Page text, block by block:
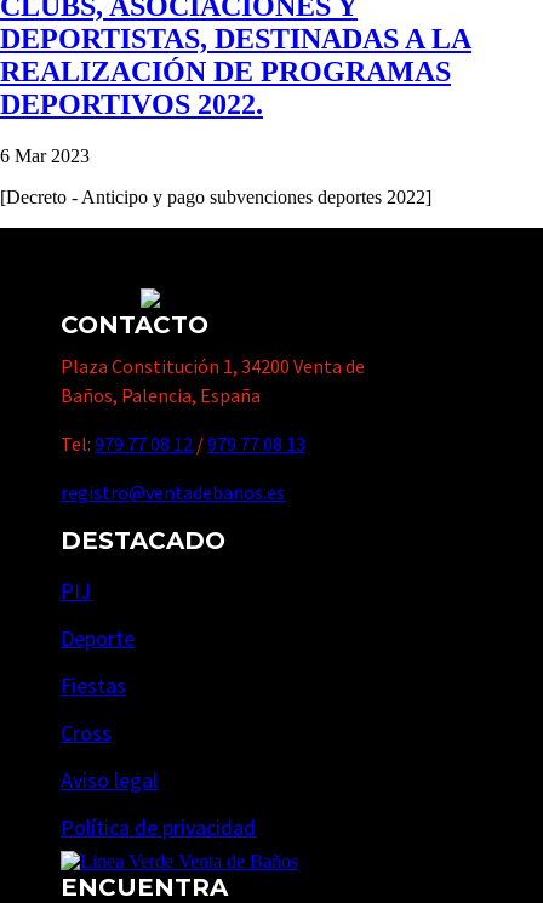
DEPORTISTAS, DESTINADAS A LA
REALIZACIÓN DE PROGRAMAS
DEPORTIVOS 2022.
6 Mar 2023
[Decreto - Anticipo y pago subvenciones deportes 2022]
CONTACTO
Plaza Constitución 1, 34200 Venta de
Baños, Palencia, España
Tel: 979 77 08 12 /979 77 08 13
registro@ventadebanos.es
DESTACADO
PIJ
Deporte
Fiestas
Cross
Aviso legal
Política de privacidad
ENCUENTRA